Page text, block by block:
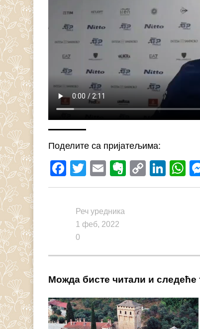
Поделите са пријатељима:
Facebook
Twitter
EmailEvernote
Copy
Link
Реч уредника
1 феб, 2022
0
Можда бисте читали и следеће